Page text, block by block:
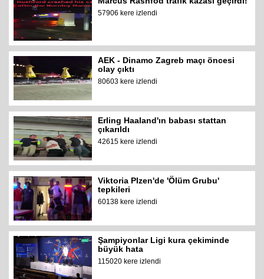
57906 kere izlendi
AEK - Dinamo Zagreb maçı öncesi
olay çıktı
80603 kere izlendi
Erling Haaland'ın babası stattan
çıkarıldı
42615 kere izlendi
Viktoria Plzen'de 'Ölüm Grubu'
tepkileri
60138 kere izlendi
Şampiyonlar Ligi kura çekiminde
büyük hata
115020 kere izlendi